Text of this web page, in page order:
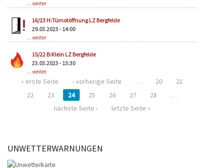
... weiter
16/23 H:Türnotöffnung LZ Bergfelde
29.03.2023 - 14:00
... weiter
15/22 B:Klein LZ Bergfelde
23.03.2023 - 13:30
... weiter
« erste Seite ‹ vorherige Seite … 20
21
22
23 24 25 26 27 28
…
nächste Seite ›
letzte Seite »
UNWETTERWARNUNGEN